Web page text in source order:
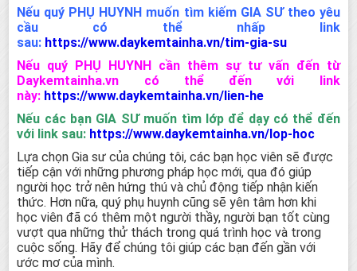
Nếu quý PHỤ HUYNH muốn tìm kiếm GIA SƯ theo yêu
cầu có thể nhấp link
sau: https://www.daykemtainha.vn/tim-gia-su
Nếu quý PHỤ HUYNH cần thêm sự tư vấn đến từ
Daykemtainha.vn có thể đến với link
này: https://www.daykemtainha.vn/lien-he
Nếu các bạn GIA SƯ muốn tìm lớp để dạy có thể đến
với link sau: https://www.daykemtainha.vn/lop-hoc
Lựa chọn Gia sư của chúng tôi, các bạn học viên sẽ được
tiếp cận với những phương pháp học mới, qua đó giúp
người học trở nên hứng thú và chủ động tiếp nhận kiến
thức. Hơn nữa, quý phụ huynh cũng sẽ yên tâm hơn khi
học viên đã có thêm một người thầy, người bạn tốt cùng
vượt qua những thử thách trong quá trình học và trong
cuộc sống. Hãy để chúng tôi giúp các bạn đến gần với
ước mơ của mình.